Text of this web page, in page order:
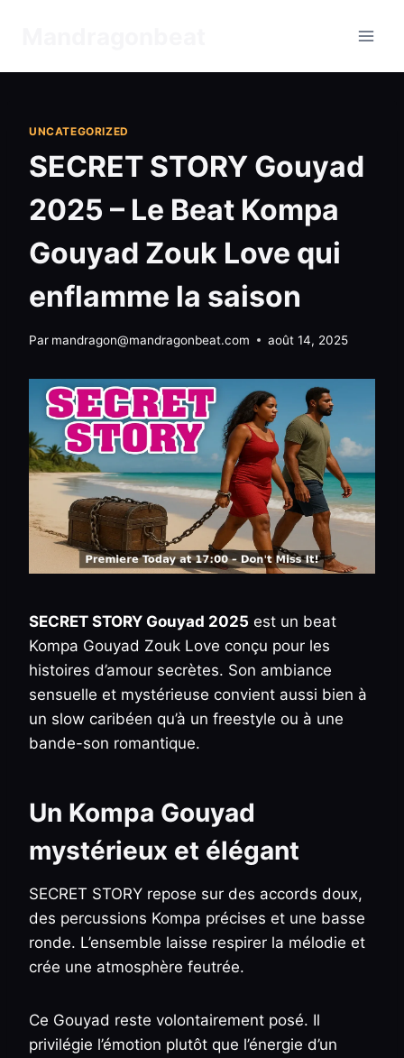
UNCATEGORIZED
SECRET STORY Gouyad
2025 – Le Beat Kompa
Gouyad Zouk Love qui
enflamme la saison
Par mandragon@mandragonbeat.com août 14, 2025
SECRET STORY Gouyad 2025 est un beat
Kompa Gouyad Zouk Love conçu pour les
histoires d’amour secrètes. Son ambiance
sensuelle et mystérieuse convient aussi bien à
un slow caribéen qu’à un freestyle ou à une
bande-son romantique.
Un Kompa Gouyad
mystérieux et élégant
SECRET STORY repose sur des accords doux,
des percussions Kompa précises et une basse
ronde. L’ensemble laisse respirer la mélodie et
crée une atmosphère feutrée.
Ce Gouyad reste volontairement posé. Il
privilégie l’émotion plutôt que l’énergie d’un